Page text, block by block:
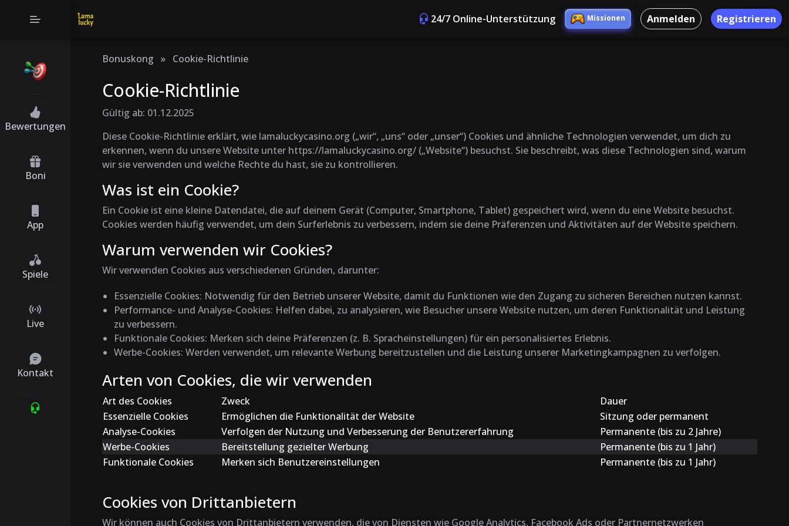
Bewertungen
Boni
App
Spiele
Live
Kontakt
24/7 Online-Unterstützung Missionen Anmelden Registrieren
Bonuskong » Cookie-Richtlinie
Cookie-Richtlinie
Gültig ab: 01.12.2025
Diese Cookie-Richtlinie erklärt, wie lamaluckycasino.org („wir“, „uns“ oder „unser“) Cookies und ähnliche Technologien verwendet, um dich zu
erkennen, wenn du unsere Website unter https://lamaluckycasino.org/ („Website“) besuchst. Sie beschreibt, was diese Technologien sind, warum
wir sie verwenden und welche Rechte du hast, sie zu kontrollieren.
Was ist ein Cookie?
Ein Cookie ist eine kleine Datendatei, die auf deinem Gerät (Computer, Smartphone, Tablet) gespeichert wird, wenn du eine Website besuchst.
Cookies werden häufig verwendet, um dein Surferlebnis zu verbessern, indem sie deine Präferenzen und Aktivitäten auf der Website speichern.
Warum verwenden wir Cookies?
Wir verwenden Cookies aus verschiedenen Gründen, darunter:
Essenzielle Cookies: Notwendig für den Betrieb unserer Website, damit du Funktionen wie den Zugang zu sicheren Bereichen nutzen kannst.
Performance- und Analyse-Cookies: Helfen dabei, zu analysieren, wie Besucher unsere Website nutzen, um deren Funktionalität und Leistung
zu verbessern.
Funktionale Cookies: Merken sich deine Präferenzen (z. B. Spracheinstellungen) für ein personalisiertes Erlebnis.
Werbe-Cookies: Werden verwendet, um relevante Werbung bereitzustellen und die Leistung unserer Marketingkampagnen zu verfolgen.
Arten von Cookies, die wir verwenden
Art des Cookies Zweck
Dauer
Essenzielle Cookies
Ermöglichen die Funktionalität der Website
Sitzung oder permanent
Analyse-Cookies
Verfolgen der Nutzung und Verbesserung der Benutzererfahrung
Permanente (bis zu 2 Jahre)
Werbe-Cookies
Bereitstellung gezielter Werbung
Permanente (bis zu 1 Jahr)
Funktionale Cookies
Merken sich Benutzereinstellungen Permanente (bis zu 1 Jahr)
Cookies von Drittanbietern
Wir können auch Cookies von Drittanbietern verwenden, die von Diensten wie Google Analytics, Facebook Ads oder Partnernetzwerken